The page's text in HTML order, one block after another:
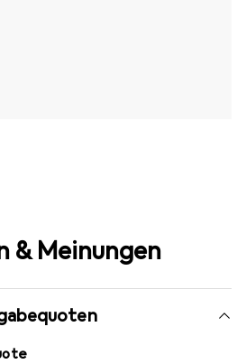
& Meinungen